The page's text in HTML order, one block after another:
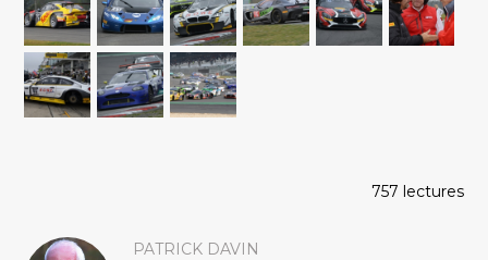
757 lectures
PATRICK DAVIN